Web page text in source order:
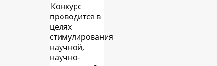
Конкурс
проводится в
целях
стимулирования
научной,
научно-